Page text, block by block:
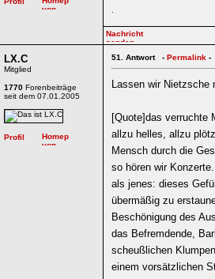
.
LX.C
Mitglied
1770 Forenbeiträge
seit dem 07.01.2005
51. Antwort - Permalink -
Lassen wir Nietzsche
[Quote]das verruchte
allzu helles, allzu
Mensch durch die
so hören wir
als jenes: dieses
übermäßig zu
Beschönigung des
das Befremdende,
scheußlichen
einem vorsätzlichen